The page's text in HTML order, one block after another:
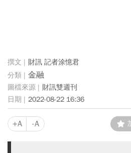
財訊 記者涂憶君
金融
財訊雙週刊
2022-08-22 16:36
+A -A